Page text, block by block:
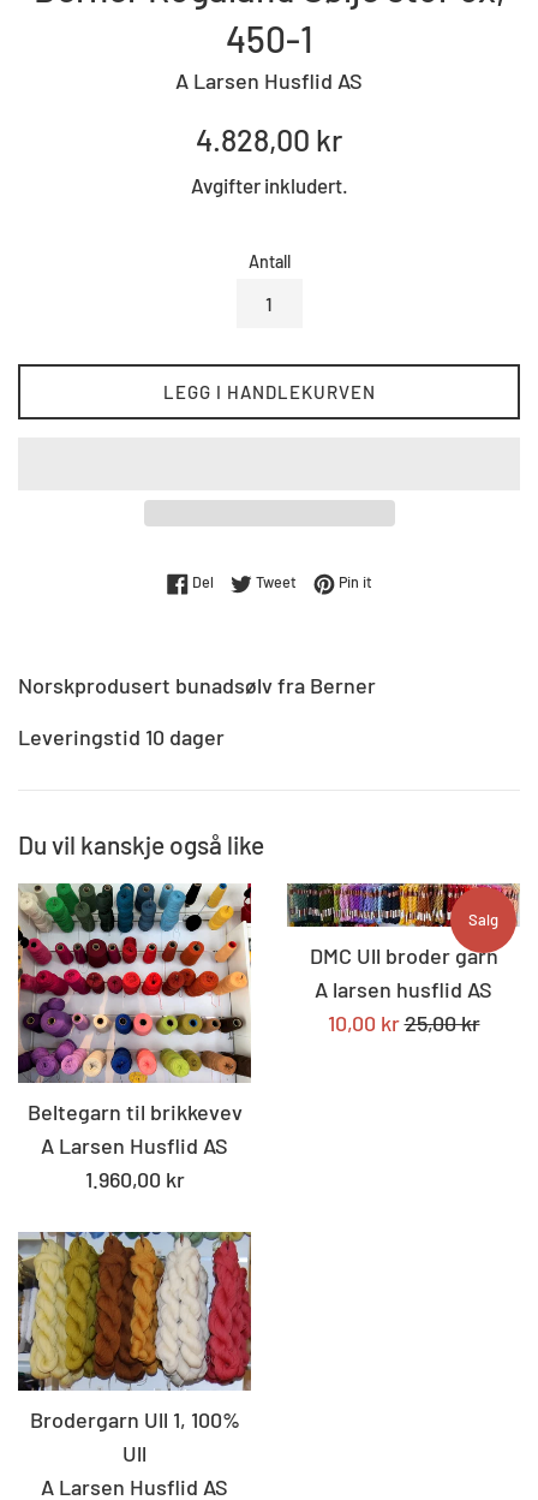
450-1
A Larsen Husflid AS
Standard
4.828,00 kr
Avgifter inkludert.
Antall
LEGG I HANDLEKURVEN
DelDel på Facebook
TweetTweet på Twitter
Pin itPin på Pinterest
Norskprodusert bunadsølv fra Berner
Leveringstid 10 dager
Du vil kanskje også like
Beltegarn til brikkevev
A Larsen Husflid AS
Standard
1.960,00 kr
DMC Ull broder garn
A larsen husflid AS
Tilbudspris
10,00 krStandard
25,00 kr
Salg
Brodergarn Ull 1, 100%
Ull
A Larsen Husflid AS